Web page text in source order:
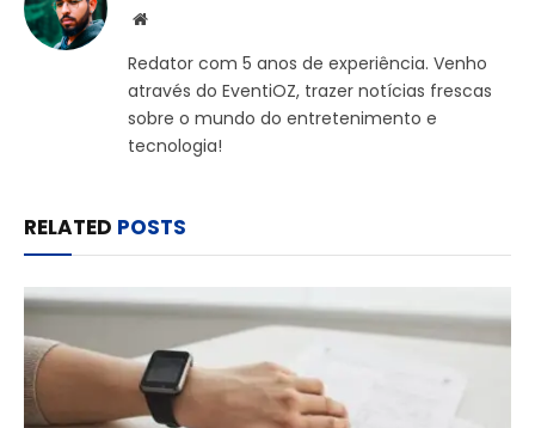
Website
Redator com 5 anos de experiência. Venho
através do EventiOZ, trazer notícias frescas
sobre o mundo do entretenimento e
tecnologia!
RELATED POSTS